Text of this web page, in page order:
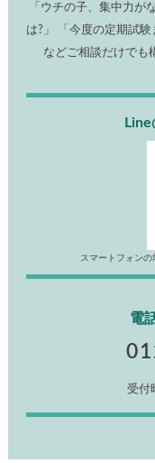
「ウチの子、集中力が
は?」 「今度の定期試
などご相談だけでも
スマートフォンの
電
受付